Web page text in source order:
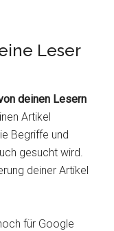
Leser
deinen Lesern
Artikel
Begriffe und
gesucht wird.
deiner Artikel
für Google